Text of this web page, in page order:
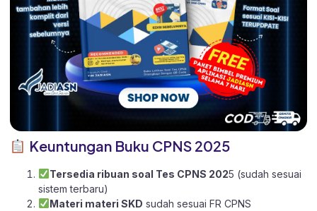
Keuntungan Buku CPNS 2025
Tersedia ribuan soal Tes CPNS 2025 (sudah sesuai
sistem terbaru)
Materi materi SKD sudah sesuai FR CPNS